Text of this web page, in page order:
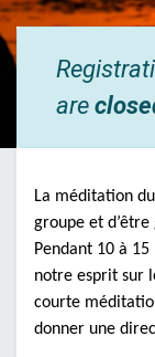
are
La méditation
groupe et
Pendant 10 à
notre esprit sur
courte
donner une